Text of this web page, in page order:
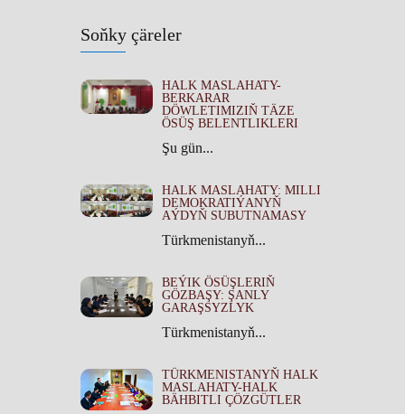
Soňky çäreler
HALK MASLAHATY-
BERKARAR
DÖWLETIMIZIŇ TÄZE
ÖSÜŞ BELENTLIKLERI
Şu gün...
HALK MASLAHATY: MILLI
DEMOKRATIÝANYŇ
AÝDYŇ SUBUTNAMASY
Türkmenistanyň...
BEÝIK ÖSÜŞLERIŇ
GÖZBAŞY: ŞANLY
GARAŞSYZLYK
Türkmenistanyň...
TÜRKMENISTANYŇ HALK
MASLAHATY-HALK
BÄHBITLI ÇÖZGÜTLER